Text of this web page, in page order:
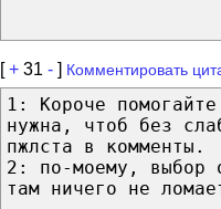
[+ 31 - ] Комментировать
1: Короче
нужна, чтоб без
пжлста в комменты.
2: по-моему, выбор
там ничего не